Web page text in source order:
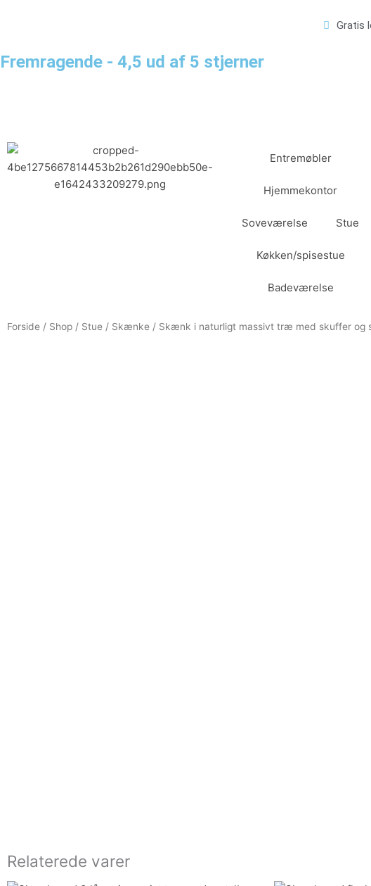
Gratis
Fremragende - 4,5 ud af 5 stjerner
Entremøbler
Hjemmekontor
Soveværelse Stue
Køkken/spisestue
Badeværelse
Forside / Shop / Stue / Skænke / Skænk i naturligt massivt træ med skuffer og
Relaterede varer